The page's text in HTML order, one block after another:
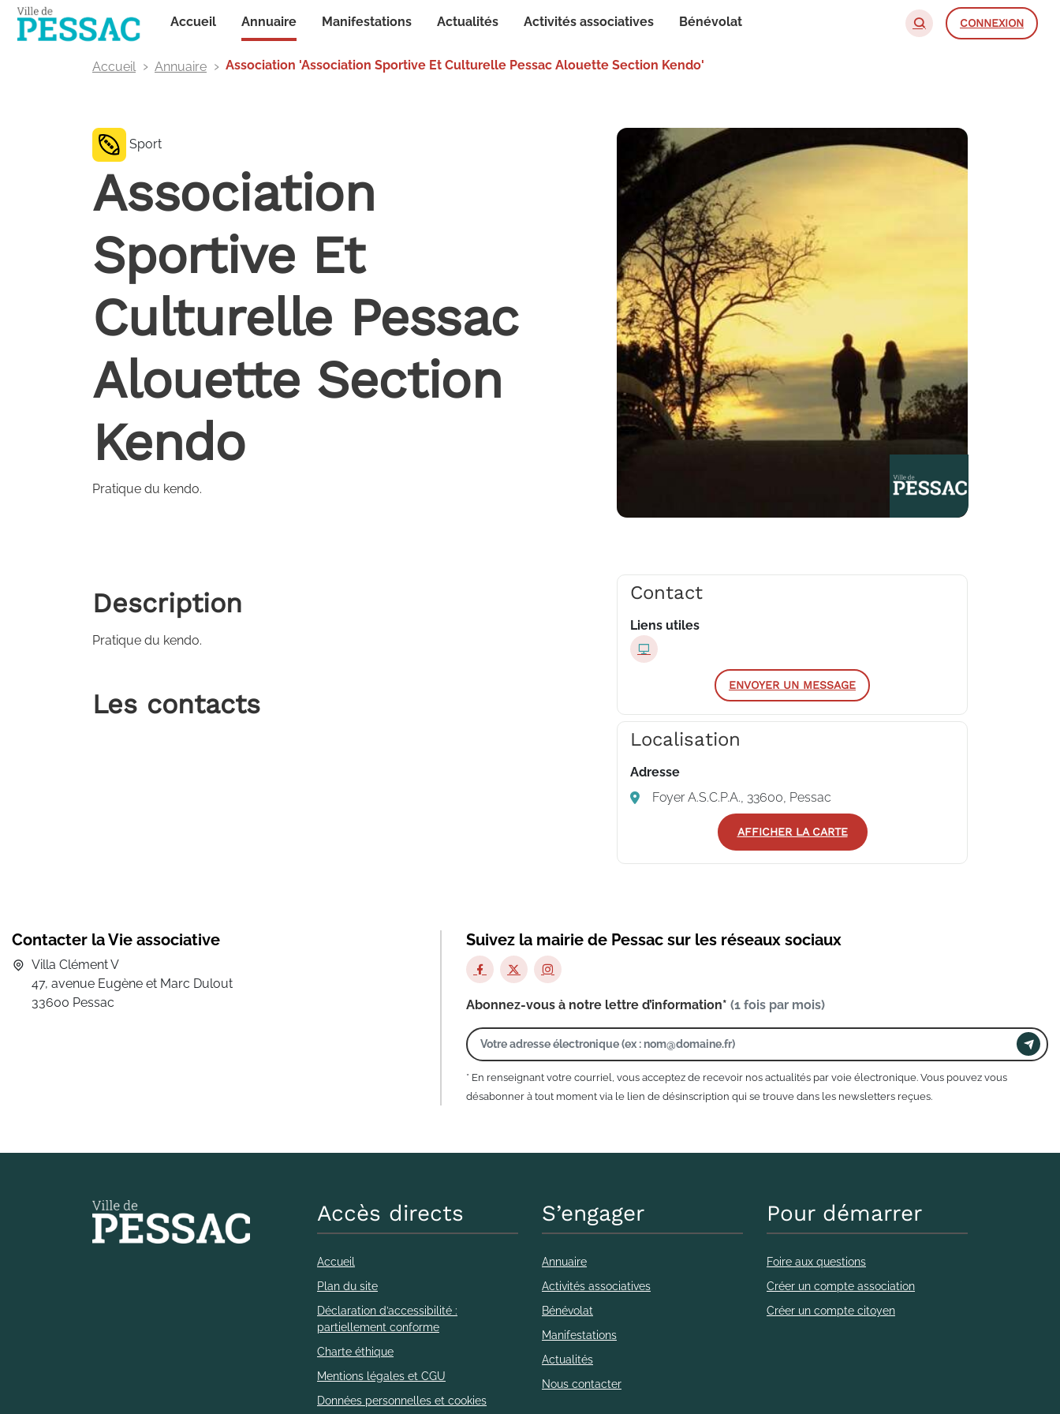
CONNEXION
Accueil Annuaire Manifestations Actualités Activités associatives Bénévolat
Accueil Annuaire Association 'Association Sportive Et Culturelle Pessac Alouette Section Kendo'
Sport
Association
Sportive Et
Culturelle Pessac
Alouette Section
Kendo
Pratique du kendo.
Description
Pratique du kendo.
Les contacts
Contact
Liens utiles
ENVOYER UN MESSAGE
Localisation
Adresse
Foyer A.S.C.P.A., 33600, Pessac
AFFICHER LA CARTE
Contacter la Vie associative
Villa Clément V
47, avenue Eugène et Marc Dulout
33600 Pessac
Suivez la mairie de Pessac sur les réseaux sociaux
Abonnez-vous à notre lettre d’information* (1 fois par mois)
* En renseignant votre courriel, vous acceptez de recevoir nos actualités par voie électronique. Vous pouvez vous
désabonner à tout moment via le lien de désinscription qui se trouve dans les newsletters reçues.
Accès directs
Accueil
Plan du site
Déclaration d’accessibilité :
partiellement conforme
Charte éthique
Mentions légales et CGU
Données personnelles et cookies
S’engager
Annuaire
Activités associatives
Bénévolat
Manifestations
Actualités
Nous contacter
Pour démarrer
Foire aux questions
Créer un compte association
Créer un compte citoyen
Panneau de gestion des cookies